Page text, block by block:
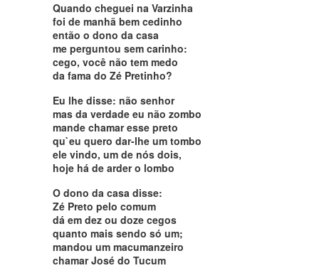
Quando cheguei na Varzinha
foi de manhã bem cedinho
então o dono da casa
me perguntou sem carinho:
cego, você não tem medo
da fama do Zé Pretinho?
Eu lhe disse: não senhor
mas da verdade eu não zombo
mande chamar esse preto
qu`eu quero dar-lhe um tombo
ele vindo, um de nós dois,
hoje há de arder o lombo
O dono da casa disse:
Zé Preto pelo comum
dá em dez ou doze cegos
quanto mais sendo só um;
mandou um macumanzeiro
chamar José do Tucum